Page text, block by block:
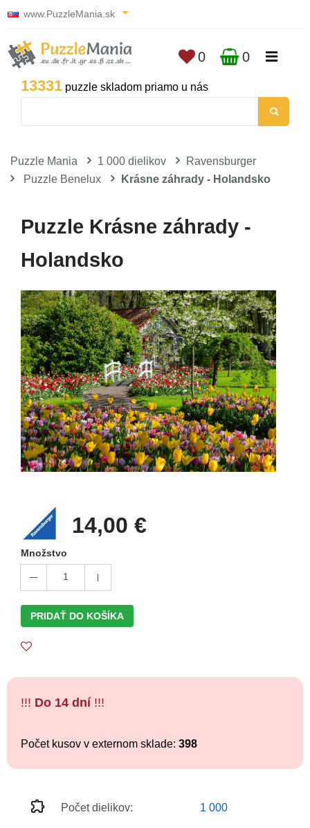
www.PuzzleMania.sk
13331 puzzle skladom priamo u nás
0 0
Puzzle Mania 1 000 dielikov
Ravensburger
Puzzle Benelux
Krásne záhrady - Holandsko
Puzzle Krásne záhrady -
Holandsko
14,00 €
Množstvo
1
PRIDAŤ DO KOŠÍKA
!!! Do 14 dní !!!
Počet kusov v externom sklade: 398
Počet dielikov: 1 000